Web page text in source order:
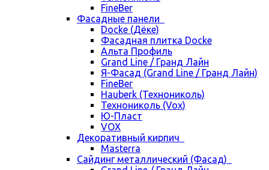
FineBer
Фасадные панели
Docke (Дёке)
Фасадная плитка Docke
Альта Профиль
Grand Line / Гранд Лайн
Я-Фасад (Grand Line / Гранд Лайн)
FineBer
Hauberk (Технониколь)
Технониколь (Vox)
Ю-Пласт
VOX
Декоративный кирпич
Masterra
Сайдинг металлический (Фасад)